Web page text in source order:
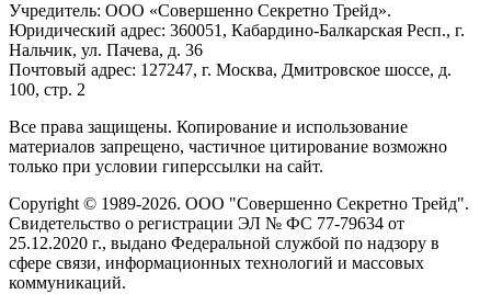
Учредитель: ООО «Совершенно Секретно Трейд».
Юридический адрес: 360051, Кабардино-Балкарская Респ., г.
Нальчик, ул. Пачева, д. 36
Почтовый адрес: 127247, г. Москва, Дмитровское шоссе, д.
100, стр. 2
Все права защищены. Копирование и использование
материалов запрещено, частичное цитирование возможно
только при условии гиперссылки на сайт.
Copyright © 1989-2026. ООО "Совершенно Секретно Трейд".
Свидетельство о регистрации ЭЛ № ФС 77-79634 от
25.12.2020 г., выдано Федеральной службой по надзору в
сфере связи, информационных технологий и массовых
коммуникаций.